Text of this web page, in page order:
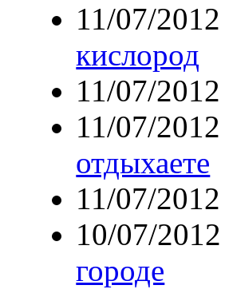
11/07/
кислород
11/07/
11/07/
отдыхаете
11/07/
10/07/
городе